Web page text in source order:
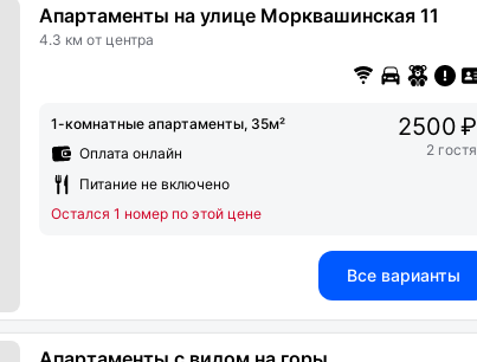
Апартаменты на улице Морквашинская 11
4.3 км от центра
1-комнатные апартаменты, 35м²
Оплата онлайн
Питание не включено
Остался 1 номер по этой цене
2500 ₽
2 гостя
Все варианты